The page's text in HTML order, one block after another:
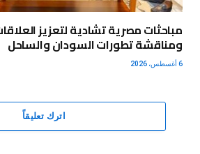
مباحثات مصرية تشادية لتعزيز
ومناقشة تطورات السودان والساحل
6 أغسطس، 2026
اترك تعليقاً